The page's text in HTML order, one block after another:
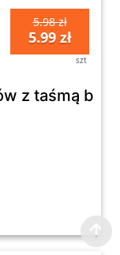
5.98 zł
5.99 zł
szt
z taśmą